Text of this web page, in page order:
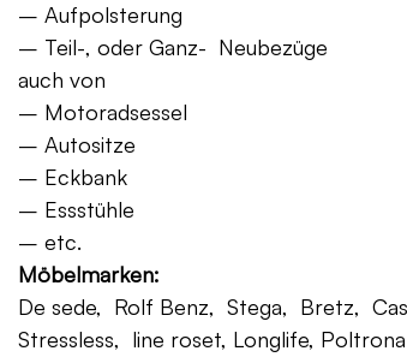
– Aufpolsterung
– Teil-, oder Ganz- Neubezüge
auch von
– Motoradsessel
– Autositze
– Eckbank
– Essstühle
– etc.
Möbelmarken:
De sede, Rolf Benz, Stega, Bretz,
Stressless, line roset, Longlife,